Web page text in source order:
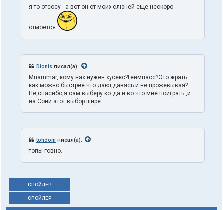
я то отсосу - а вот он от моих слюней еще нескоро
отмоется
Dionis писал(а):
Muammar, кому нах нужен хусекс?Геймпасс?Это жрать
как можно быстрее что дают,давясь и не прожевывая?
Не,спасибо,я сам выберу когда и во что мне поиграть ,и
на Сони этот выбор шире.
tohdom писал(а):
топы говно.
СПОЙЛЕР
СПОЙЛЕР